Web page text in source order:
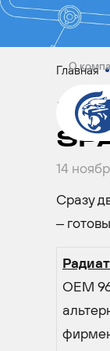
О
Главная
14
Сразу
–
OEM